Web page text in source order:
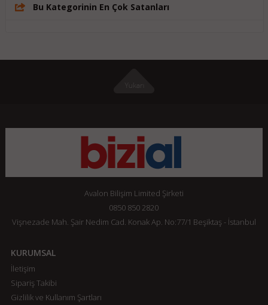
Bu Kategorinin En Çok Satanları
Avalon Bilişim Limited Şirketi
0850 850 2820
Vişnezade Mah. Şair Nedim Cad. Konak Ap. No:77/1 Beşiktaş - İstanbul
KURUMSAL
İletişim
Sipariş Takibi
Gizlilik ve Kullanım Şartları